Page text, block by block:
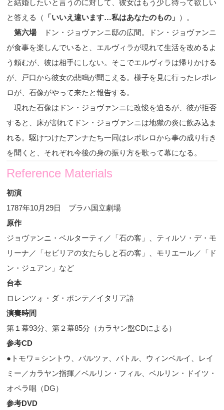
と結婚したいと言うのに対して、彼女はもう少し待って欲しい
と答える（
「いいえ違います…私はあなたのもの」 ）。
第六場ドン・ジョヴァンニ邸の広間。ドン・ジョヴァンニ
が食事を楽しんでいると、エルヴィラが現れて生活を改めるよ
う頼むが、彼は相手にしない。そこでエルヴィラは帰りかける
が、戸口から彼女の悲鳴が聞こえる。様子を見に行ったレポレ
ロが、石像がやって来たと報告する。
現れた石像はドン・ジョヴァンニに改悛を迫るが、彼が拒否
すると、床が割れてドン・ジョヴァンニは地獄の炎に飲み込ま
れる。駆けつけたアンナたち一同はレポレロから事の成り行き
を聞くと、それぞれ今後の身の振り方を歌って幕になる。
Reference Materials
初演
1787年10月 29日 プラハ国立劇場
原作
ジョヴァンニ・ベルターティ／「石の客」、ティルソ・デ・モ
リーナ／「セビリアの女たらしと石の客」、モリエール／「ド
ン・ジュアン」など
台本
ロレンツォ・ダ・ポンテ／イタリア語
演奏時間
第１幕93分、第２幕85分（カラヤン盤CDによる）
参考CD
●トモワ＝シントウ、バルツァ、バトル、ウィンベルイ、レイ
ミー／カラヤン指揮／ベルリン・フィル、ベルリン・ドイツ・
オペラ唱（DG）
参考DVD